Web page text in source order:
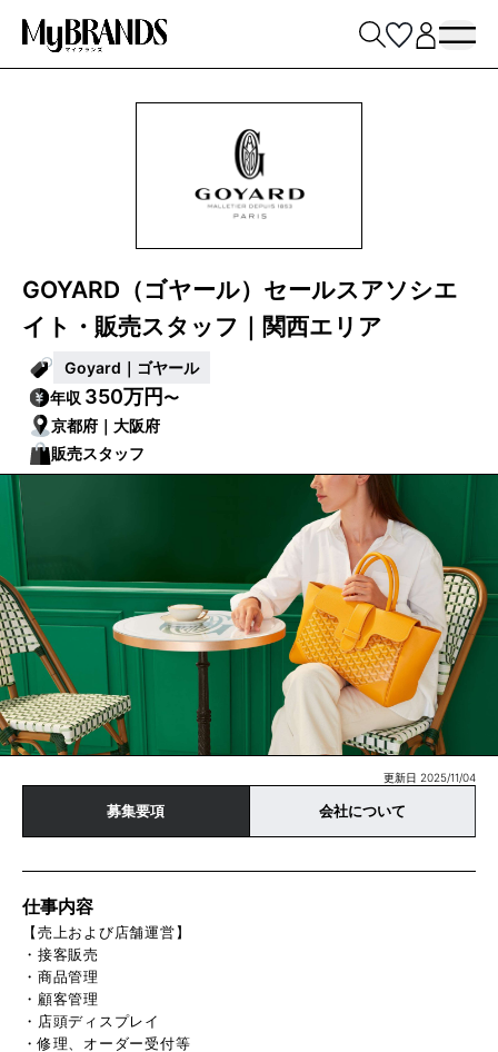
GOYARD（ゴヤール）セールスアソシエ
イト・販売スタッフ｜関西エリア
Goyard｜ゴヤール
年収 350万円〜
京都府｜大阪府
販売スタッフ
更新日 2025/11/04
募集要項 会社について
仕事内容
【売上および店舗運営】
・接客販売
・商品管理
・顧客管理
・店頭ディスプレイ
・修理、オーダー受付等